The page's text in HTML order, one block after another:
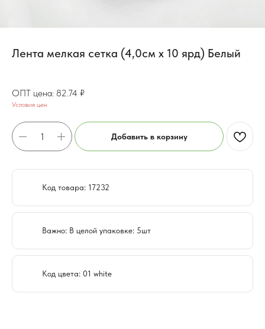
Лента мелкая сетка (4,0см х 10 ярд) Белый
82.74 ₽
Условия цен
Добавить в корзину
Код товара: 17232
Важно: В целой упаковке: 5шт
Код цвета: 01 white